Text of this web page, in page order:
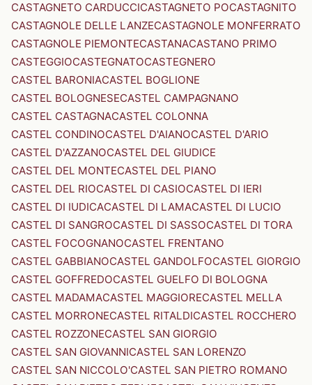
CASTAGNETO CARDUCCICASTAGNETO POCASTAGNITO
CASTAGNOLE DELLE LANZECASTAGNOLE MONFERRATO
CASTAGNOLE PIEMONTECASTANACASTANO PRIMO
CASTEGGIOCASTEGNATOCASTEGNERO
CASTEL BARONIACASTEL BOGLIONE
CASTEL BOLOGNESECASTEL CAMPAGNANO
CASTEL CASTAGNACASTEL COLONNA
CASTEL CONDINOCASTEL D'AIANOCASTEL D'ARIO
CASTEL D'AZZANOCASTEL DEL GIUDICE
CASTEL DEL MONTECASTEL DEL PIANO
CASTEL DEL RIOCASTEL DI CASIOCASTEL DI IERI
CASTEL DI IUDICACASTEL DI LAMACASTEL DI LUCIO
CASTEL DI SANGROCASTEL DI SASSOCASTEL DI TORA
CASTEL FOCOGNANOCASTEL FRENTANO
CASTEL GABBIANOCASTEL GANDOLFOCASTEL GIORGIO
CASTEL GOFFREDOCASTEL GUELFO DI BOLOGNA
CASTEL MADAMACASTEL MAGGIORECASTEL MELLA
CASTEL MORRONECASTEL RITALDICASTEL ROCCHERO
CASTEL ROZZONECASTEL SAN GIORGIO
CASTEL SAN GIOVANNICASTEL SAN LORENZO
CASTEL SAN NICCOLO'CASTEL SAN PIETRO ROMANO